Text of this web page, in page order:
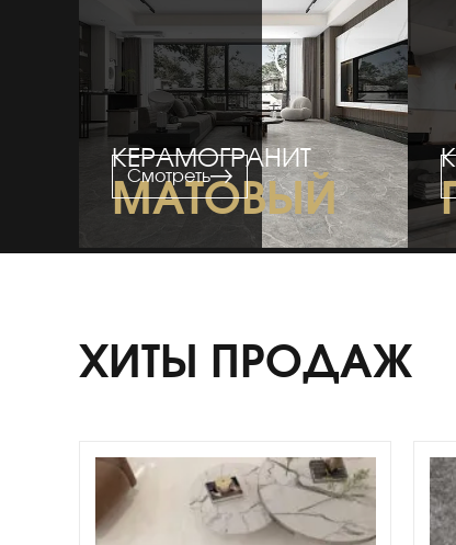
КЕРАМОГРАНИТ
МАТОВЫЙ
Смотреть
ХИТЫ ПРОДАЖ